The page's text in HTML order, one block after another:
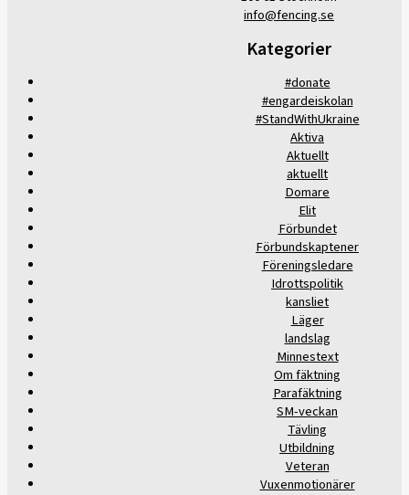
info@fencing.se
Kategorier
#donate
#engardeiskolan
#StandWithUkraine
Aktiva
Aktuellt
aktuellt
Domare
Elit
Förbundet
Förbundskaptener
Föreningsledare
Idrottspolitik
kansliet
Läger
landslag
Minnestext
Om fäktning
Parafäktning
SM-veckan
Tävling
Utbildning
Veteran
Vuxenmotionärer